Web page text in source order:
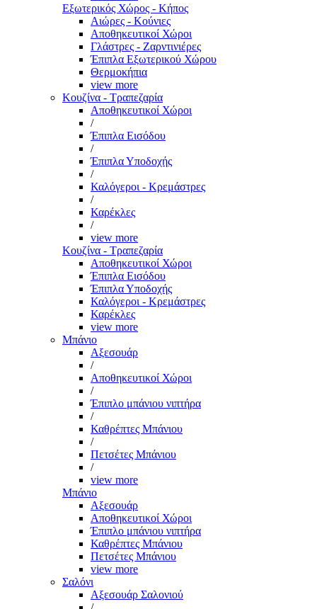
Εξωτερικός Χώρος - Κήπος
Αιώρες - Κούνιες
Αποθηκευτικοί Χώροι
Γλάστρες - Ζαρντινιέρες
Έπιπλα Εξωτερικού Χώρου
Θερμοκήπια
view more
Κουζίνα - Τραπεζαρία
Αποθηκευτικοί Χώροι
/
Έπιπλα Εισόδου
/
Έπιπλα Υποδοχής
/
Καλόγεροι - Κρεμάστρες
/
Καρέκλες
/
view more
Κουζίνα - Τραπεζαρία
Αποθηκευτικοί Χώροι
Έπιπλα Εισόδου
Έπιπλα Υποδοχής
Καλόγεροι - Κρεμάστρες
Καρέκλες
view more
Μπάνιο
Αξεσουάρ
/
Αποθηκευτικοί Χώροι
/
Έπιπλο μπάνιου νιπτήρα
/
Καθρέπτες Μπάνιου
/
Πετσέτες Μπάνιου
/
view more
Μπάνιο
Αξεσουάρ
Αποθηκευτικοί Χώροι
Έπιπλο μπάνιου νιπτήρα
Καθρέπτες Μπάνιου
Πετσέτες Μπάνιου
view more
Σαλόνι
Αξεσουάρ Σαλονιού